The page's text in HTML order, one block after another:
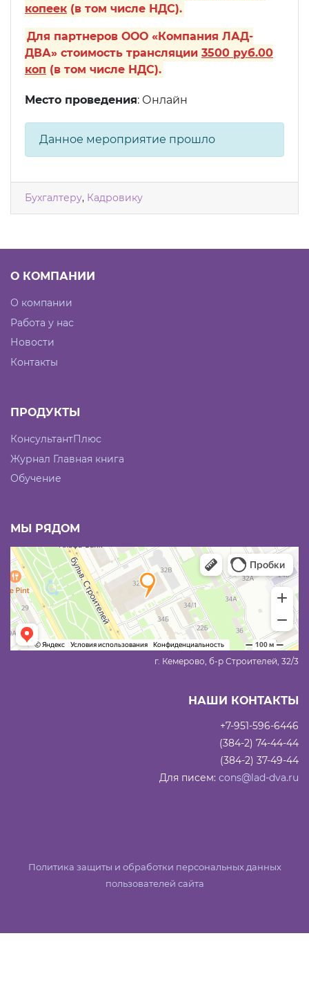
копеек (в том числе НДС).
Для партнеров ООО «Компания ЛАД-
ДВА» стоимость трансляции 3500 руб.00
коп (в том числе НДС).
Место проведения: Онлайн
Данное мероприятие прошло
Бухгалтеру, Кадровику
О КОМПАНИИ
О компании
Работа у нас
Новости
Контакты
ПРОДУКТЫ
КонсультантПлюс
Журнал Главная книга
Обучение
МЫ РЯДОМ
г. Кемерово, б-р Строителей, 32/3
НАШИ КОНТАКТЫ
+7-951-596-6446
(384-2) 74-44-44
(384-2) 37-49-44
Для писем: cons@lad-dva.ru
Политика защиты и обработки персональных данных
пользователей сайта